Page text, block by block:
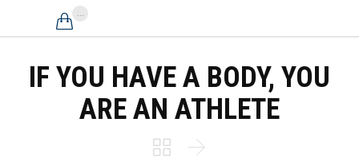

IF YOU HAVE A BODY, YOU
ARE AN ATHLETE
 